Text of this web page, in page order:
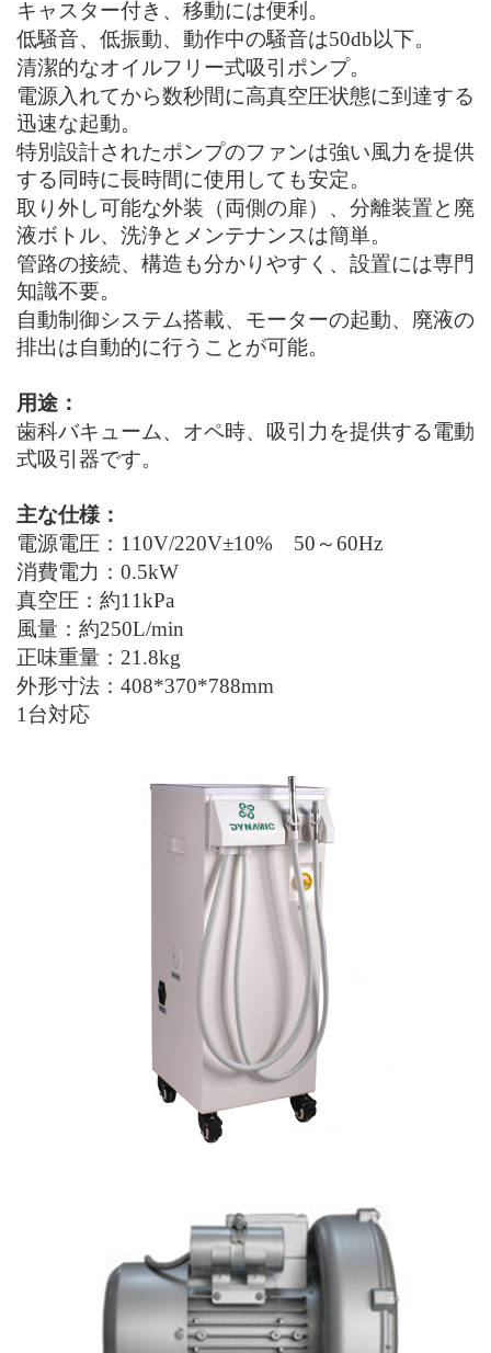
キャスター付き、移動には便利。
低騒音、低振動、動作中の騒音は50db以下。
清潔的なオイルフリー式吸引ポンプ。
電源入れてから数秒間に高真空圧状態に到達する
迅速な起動。
特別設計されたポンプのファンは強い風力を提供
する同時に長時間に使用しても安定。
取り外し可能な外装（両側の扉）、分離装置と廃
液ボトル、洗浄とメンテナンスは簡単。
管路の接続、構造も分かりやすく、設置には専門
知識不要。
自動制御システム搭載、モーターの起動、廃液の
排出は自動的に行うことが可能。
用途：
歯科バキューム、オペ時、吸引力を提供する電動
式吸引器です。
主な仕様：
電源電圧：110V/220V±10% 50～60Hz
消費電力：0.5kW
真空圧：約11kPa
風量：約250L/min
正味重量：21.8kg
外形寸法：408*370*788mm
1台対応